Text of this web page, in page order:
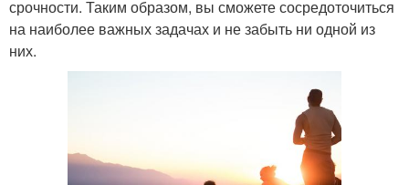
срочности. Таким образом, вы сможете сосредоточиться
на наиболее важных задачах и не забыть ни одной из
них.